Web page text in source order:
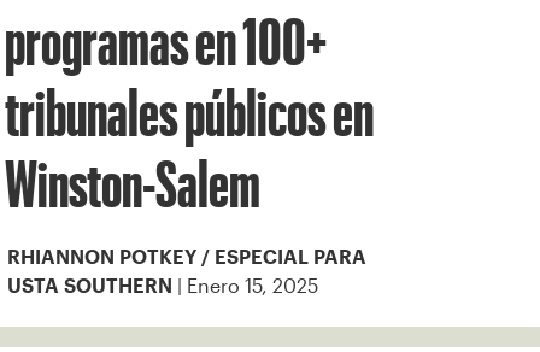
programas en 100+
tribunales públicos en
Winston-Salem
RHIANNON POTKEY / ESPECIAL PARA
USTA SOUTHERN | Enero 15, 2025